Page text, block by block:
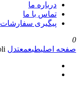
درباره ما
تماس با ما
پیگیری سفارشات
0
صفحه اصلیطبعمعتدل